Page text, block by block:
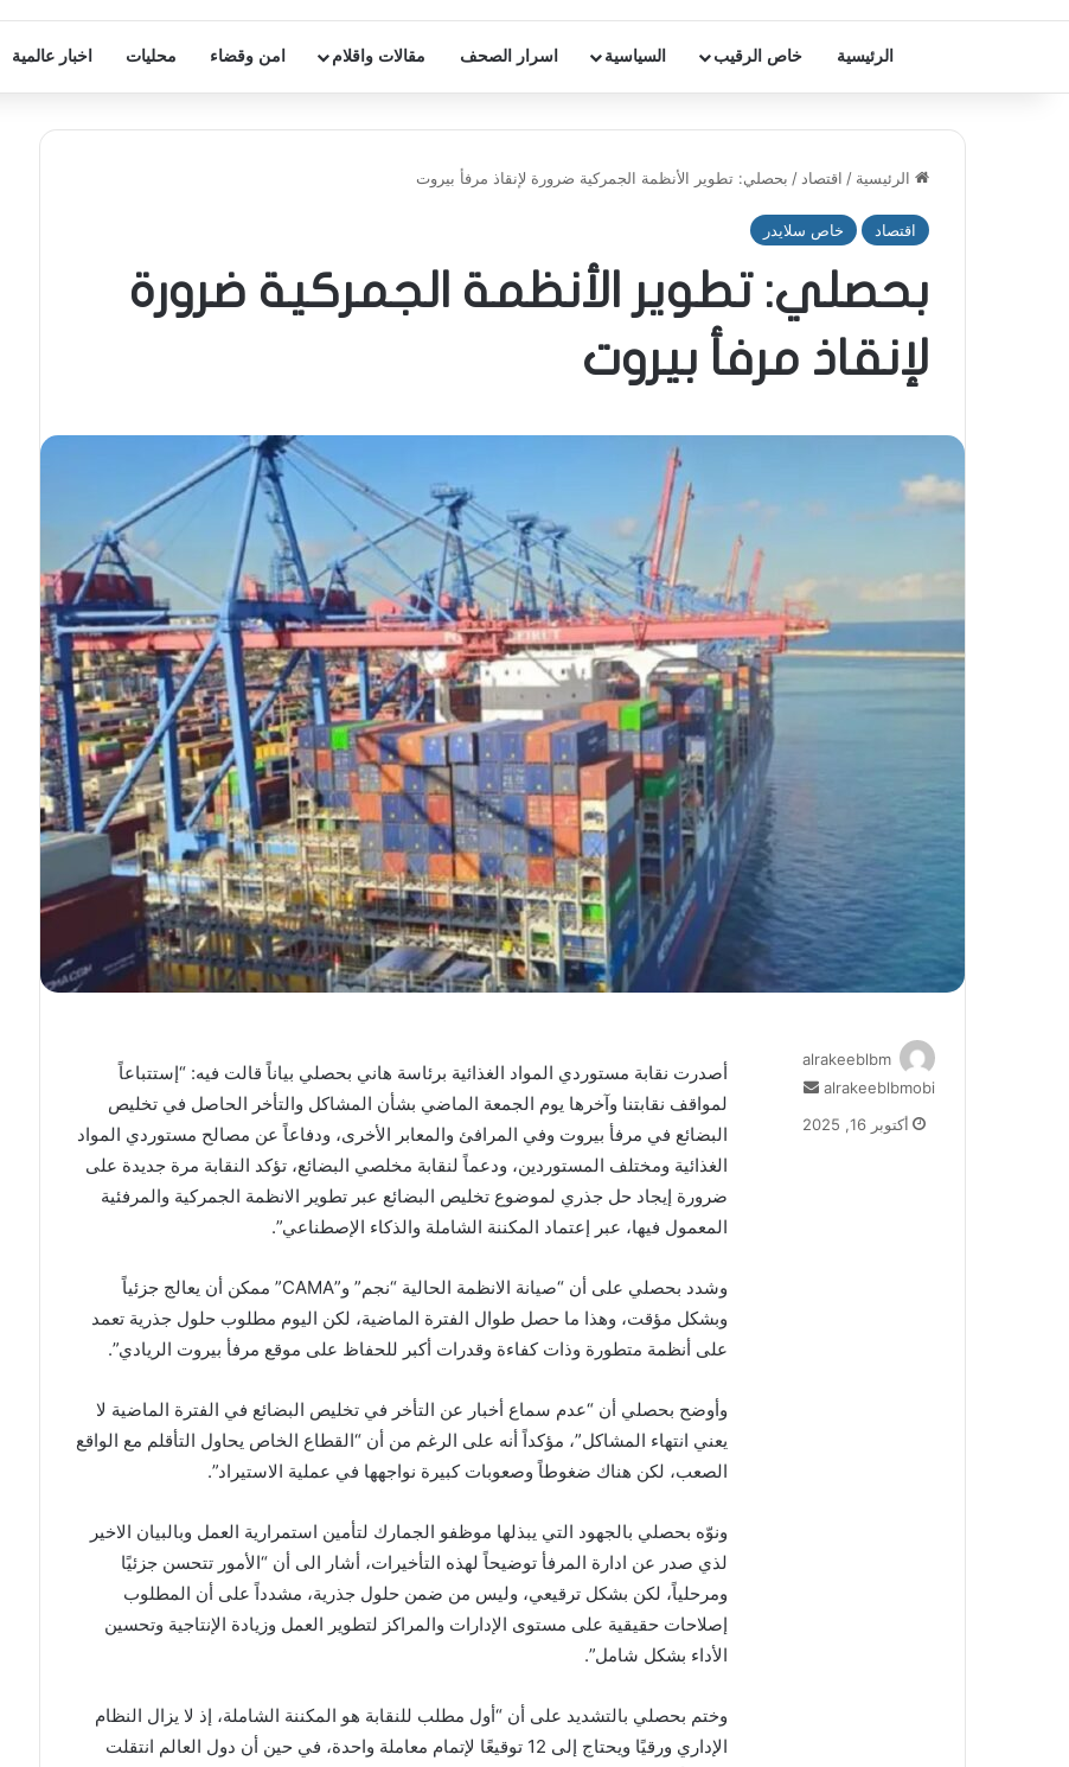
الرئيسية خاص الرقيب السياسية اسرار الصحف مقالات واقلام امن وقضاء محليات اخبار عالمية
الرئيسية / اقتصاد / بحصلي: تطوير الأنظمة الجمركية ضرورة لإنقاذ مرفأ بيروت
اقتصاد خاص سلايدر
بحصلي: تطوير الأنظمة الجمركية ضرورة
لإنقاذ مرفأ بيروت
أصدرت نقابة مستوردي المواد الغذائية برئاسة هاني بحصلي بياناً قالت فيه: “إستتباعاً
لمواقف نقابتنا وآخرها يوم الجمعة الماضي بشأن المشاكل والتأخر الحاصل في تخليص
البضائع في مرفأ بيروت وفي المرافئ والمعابر الأخرى، ودفاعاً عن مصالح مستوردي المواد
الغذائية ومختلف المستوردين، ودعماً لنقابة مخلصي البضائع، تؤكد النقابة مرة جديدة على
ضرورة إيجاد حل جذري لموضوع تخليص البضائع عبر تطوير الانظمة الجمركية والمرفئية
المعمول فيها، عبر إعتماد المكننة الشاملة والذكاء الإصطناعي”.
وشدد بحصلي على أن “صيانة الانظمة الحالية “نجم” و”CAMA” ممكن أن يعالج جزئياً
وبشكل مؤقت، وهذا ما حصل طوال الفترة الماضية، لكن اليوم مطلوب حلول جذرية تعمد
على أنظمة متطورة وذات كفاءة وقدرات أكبر للحفاظ على موقع مرفأ بيروت الريادي”.
وأوضح بحصلي أن “عدم سماع أخبار عن التأخر في تخليص البضائع في الفترة الماضية لا
يعني انتهاء المشاكل”، مؤكداً أنه على الرغم من أن “القطاع الخاص يحاول التأقلم مع الواقع
الصعب، لكن هناك ضغوطاً وصعوبات كبيرة نواجهها في عملية الاستيراد”.
ونوّه بحصلي بالجهود التي يبذلها موظفو الجمارك لتأمين استمرارية العمل وبالبيان الاخير
لذي صدر عن ادارة المرفأ توضيحاً لهذه التأخيرات، أشار الى أن “الأمور تتحسن جزئيًا
ومرحلياً، لكن بشكل ترقيعي، وليس من ضمن حلول جذرية، مشدداً على أن المطلوب
إصلاحات حقيقية على مستوى الإدارات والمراكز لتطوير العمل وزيادة الإنتاجية وتحسين
الأداء بشكل شامل”.
وختم بحصلي بالتشديد على أن “أول مطلب للنقابة هو المكننة الشاملة، إذ لا يزال النظام
الإداري ورقيًا ويحتاج إلى 12 توقيعًا لإتمام معاملة واحدة، في حين أن دول العالم انتقلت
alrakeeblbm
alrakeeblbmobi
أرسل
إلكترونيا
أكتوبر 16, 2025